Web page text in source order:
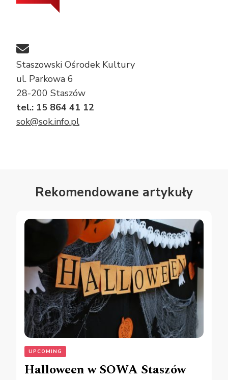
Staszowski Ośrodek Kultury
ul. Parkowa 6
28-200 Staszów
tel.: 15 864 41 12
sok@sok.info.pl
Rekomendowane artykuły
UPCOMING
Halloween w SOWA Staszów